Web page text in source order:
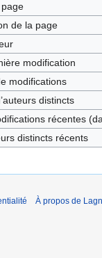
de la page
modification
modifications
distincts
récentes
distincts récents
À propos de